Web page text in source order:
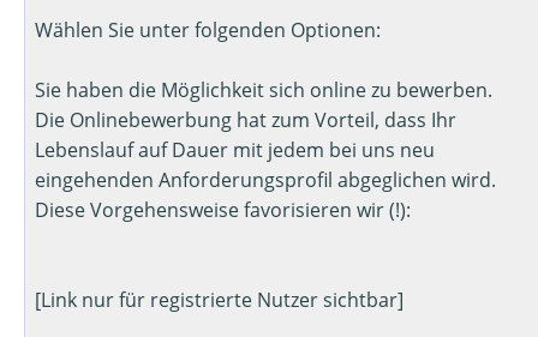
Wählen Sie unter folgenden Optionen:
Sie haben die Möglichkeit sich online zu bewerben.
Die Onlinebewerbung hat zum Vorteil, dass Ihr
Lebenslauf auf Dauer mit jedem bei uns neu
eingehenden Anforderungsprofil abgeglichen wird.
Diese Vorgehensweise favorisieren wir (!):
[Link nur für registrierte Nutzer sichtbar]